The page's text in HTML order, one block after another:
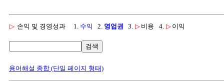
▷ 손익 및 경영성과 1. 수익 2. 영업권 3. ▷ 비용 4. ▷ 이익
검색
용어해설 종합 (단일 페이지 형태)